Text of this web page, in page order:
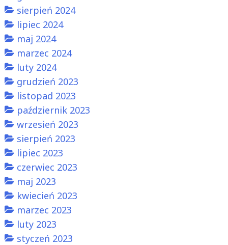
sierpień 2024
lipiec 2024
maj 2024
marzec 2024
luty 2024
grudzień 2023
listopad 2023
październik 2023
wrzesień 2023
sierpień 2023
lipiec 2023
czerwiec 2023
maj 2023
kwiecień 2023
marzec 2023
luty 2023
styczeń 2023